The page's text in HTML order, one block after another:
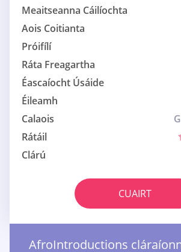
Meaitseanna Cáilíochta
Aois Coitianta
Próifílí
Ráta Freagartha
Éascaíocht Úsáide
Éileamh
Calaois
Rátáil
Clárú
CUAIRT
AfroIntroductions